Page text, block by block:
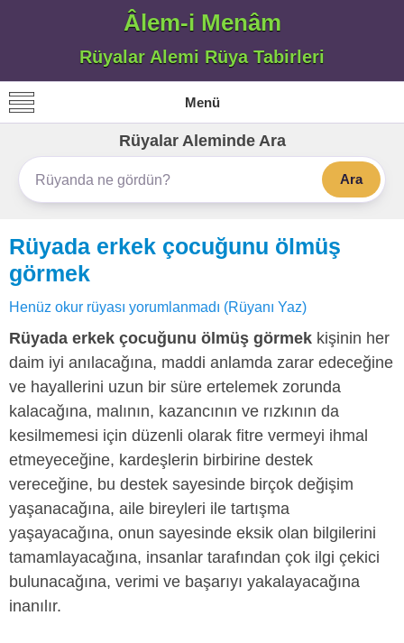
Âlem-i Menâm
Rüyalar Alemi Rüya Tabirleri
Menü
Rüyalar Aleminde Ara
Ara
Rüyada erkek çocuğunu ölmüş
görmek
Henüz okur rüyası yorumlanmadı (Rüyanı Yaz)
Rüyada erkek çocuğunu ölmüş görmek kişinin her
daim iyi anılacağına, maddi anlamda zarar edeceğine
ve hayallerini uzun bir süre ertelemek zorunda
kalacağına, malının, kazancının ve rızkının da
kesilmemesi için düzenli olarak fitre vermeyi ihmal
etmeyeceğine, kardeşlerin birbirine destek
vereceğine, bu destek sayesinde birçok değişim
yaşanacağına, aile bireyleri ile tartışma
yaşayacağına, onun sayesinde eksik olan bilgilerini
tamamlayacağına, insanlar tarafından çok ilgi çekici
bulunacağına, verimi ve başarıyı yakalayacağına
inanılır.